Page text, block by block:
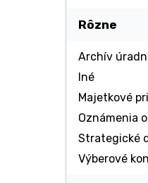
Rôzne
Archív
Iné
Majetkové
Oznámenia
Strategické
Výberové